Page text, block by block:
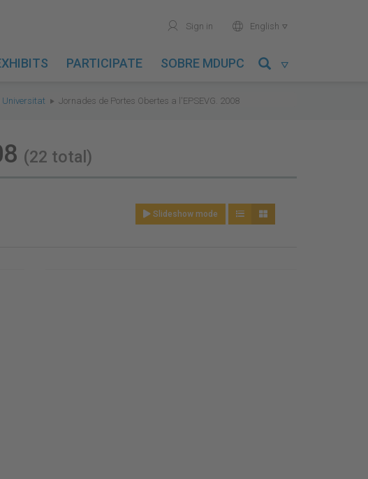
user Sign in world English 
PARTICIPATE SOBRE MDUPC 
Universitat Jornades de Portes Obertes a l'EPSEVG. 2008
(22 total)
Slideshow mode